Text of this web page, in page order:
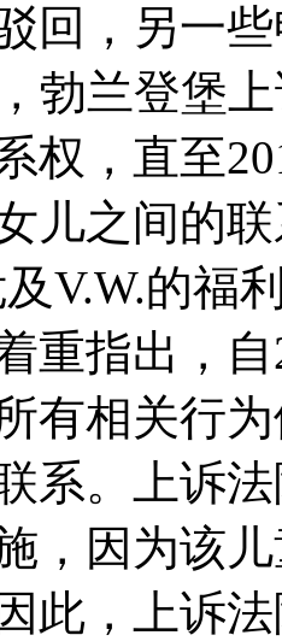
回，另一
勃兰登堡
权，直至
儿之间的
V.W.的福
重指出，
有相关行
系。上诉
，因为该
此，上诉